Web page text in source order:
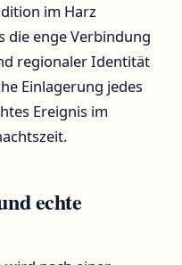
im Harz
die enge Verbindung
regionaler Identität
Einlagerung jedes
Ereignis im
echte